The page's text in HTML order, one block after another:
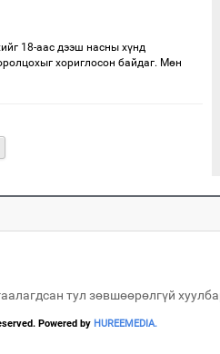
18-аас дээш насны хүнд
хориглосон байдаг. Мөн
тул зөвшөөрөлгүй
Powered by HUREEMEDIA.